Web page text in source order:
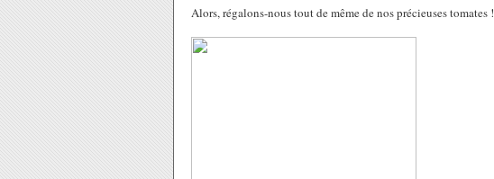
Alors, régalons-nous tout de même de nos précieuses tomates !